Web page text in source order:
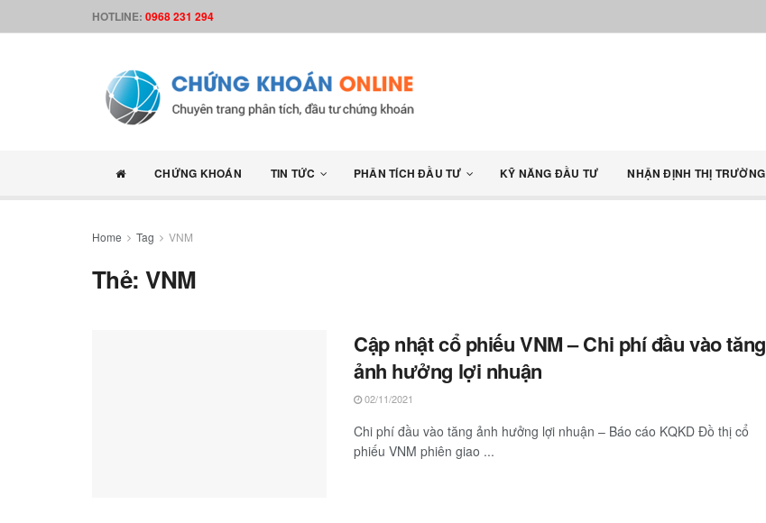
HOTLINE: 0968 231 294
CHỨNG KHOÁN TIN TỨC PHÂN TÍCH ĐẦU TƯ KỸ NĂNG ĐẦU TƯ NHẬN ĐỊNH THỊ TRƯỜNG
Home Tag VNM
Thẻ:VNM
Cập nhật cổ phiếu VNM – Chi phí đầu vào tăng
ảnh hưởng lợi nhuận
02/11/2021
Chi phí đầu vào tăng ảnh hưởng lợi nhuận – Báo cáo KQKD Đồ thị cổ
phiếu VNM phiên giao ...